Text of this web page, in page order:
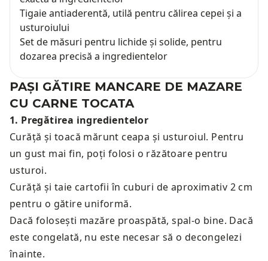
Tigaie antiaderentă, utilă pentru călirea cepei și a
usturoiului
Set de măsuri pentru lichide și solide, pentru
dozarea precisă a ingredientelor
PAȘI GĂTIRE MANCARE DE MAZARE
CU CARNE TOCATA
1. Pregătirea ingredientelor
Curăță și toacă mărunt ceapa și usturoiul. Pentru
un gust mai fin, poți folosi o răzătoare pentru
usturoi.
Curăță și taie cartofii în cuburi de aproximativ 2 cm
pentru o gătire uniformă.
Dacă folosești mazăre proaspătă, spal-o bine. Dacă
este congelată, nu este necesar să o decongelezi
înainte.